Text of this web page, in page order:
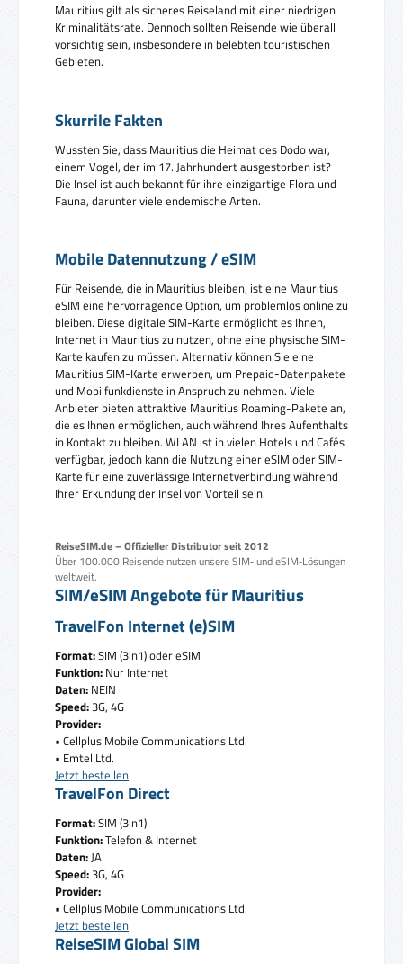
Mauritius gilt als sicheres Reiseland mit einer niedrigen
Kriminalitätsrate. Dennoch sollten Reisende wie überall
vorsichtig sein, insbesondere in belebten touristischen
Gebieten.
Skurrile Fakten
Wussten Sie, dass Mauritius die Heimat des Dodo war,
einem Vogel, der im 17. Jahrhundert ausgestorben ist?
Die Insel ist auch bekannt für ihre einzigartige Flora und
Fauna, darunter viele endemische Arten.
Mobile Datennutzung / eSIM
Für Reisende, die in Mauritius bleiben, ist eine Mauritius
eSIM eine hervorragende Option, um problemlos online zu
bleiben. Diese digitale SIM-Karte ermöglicht es Ihnen,
Internet in Mauritius zu nutzen, ohne eine physische SIM-
Karte kaufen zu müssen. Alternativ können Sie eine
Mauritius SIM-Karte erwerben, um Prepaid-Datenpakete
und Mobilfunkdienste in Anspruch zu nehmen. Viele
Anbieter bieten attraktive Mauritius Roaming-Pakete an,
die es Ihnen ermöglichen, auch während Ihres Aufenthalts
in Kontakt zu bleiben. WLAN ist in vielen Hotels und Cafés
verfügbar, jedoch kann die Nutzung einer eSIM oder SIM-
Karte für eine zuverlässige Internetverbindung während
Ihrer Erkundung der Insel von Vorteil sein.
ReiseSIM.de – Offizieller Distributor seit 2012
Über 100.000 Reisende nutzen unsere SIM‑ und eSIM‑Lösungen
weltweit.
SIM/eSIM Angebote für Mauritius
TravelFon Internet (e)SIM
Format:SIM (3in1) oder eSIM
Funktion: Nur Internet
Daten: NEIN
Speed:3G, 4G
Provider:
• Cellplus Mobile Communications Ltd.
• Emtel Ltd.
Jetzt bestellen
TravelFon Direct
Format:SIM (3in1)
Funktion:Telefon & Internet
Daten: JA
Speed:3G, 4G
Provider:
• Cellplus Mobile Communications Ltd.
Jetzt bestellen
ReiseSIM Global SIM